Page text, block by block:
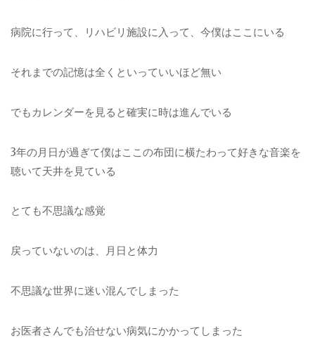
病院に行って、リハビリ施設に入って、今僕はここにいる
それまでの記憶は全くといっていいほど無い
でもカレンダーを見ると確実に時は進んでいる
3年の月日が過ぎて僕はここの布団に横たわって好きな音楽を
聴いて天井を見ている
とても不思議な感覚
戻っていないのは、月日と体力
不思議な世界に迷い混んでしまった
お医者さんでも治せない病気にかかってしまった